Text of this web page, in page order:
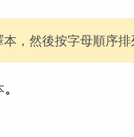
，然後按字母順序排
。